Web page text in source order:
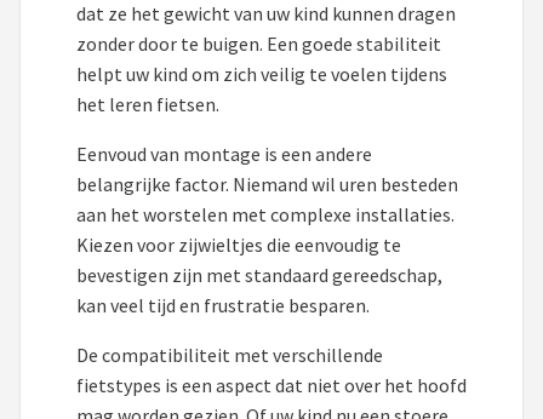
dat ze het gewicht van uw kind kunnen dragen
zonder door te buigen. Een goede stabiliteit
helpt uw kind om zich veilig te voelen tijdens
het leren fietsen.
Eenvoud van montage is een andere
belangrijke factor. Niemand wil uren besteden
aan het worstelen met complexe installaties.
Kiezen voor zijwieltjes die eenvoudig te
bevestigen zijn met standaard gereedschap,
kan veel tijd en frustratie besparen.
De compatibiliteit met verschillende
fietstypes is een aspect dat niet over het hoofd